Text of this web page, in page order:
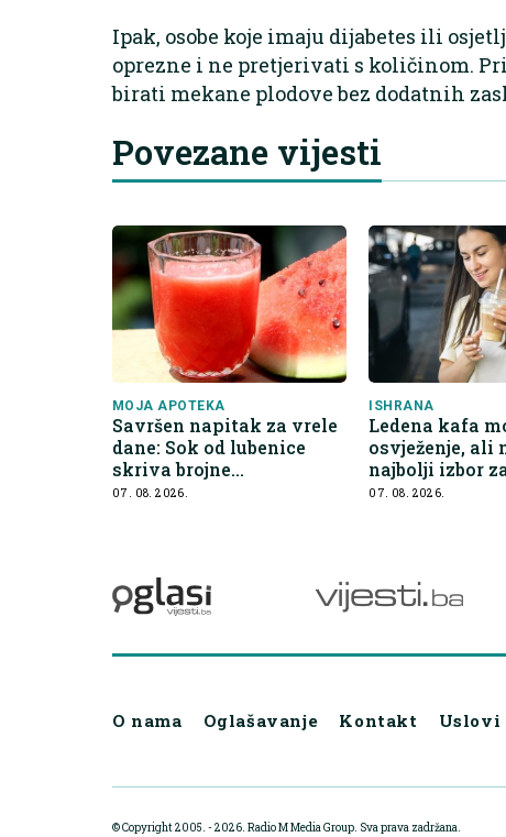
Ipak, osobe koje imaju dijabetes ili
oprezne i ne pretjerivati s količinom.
birati mekane plodove bez dodatnih
Povezane vijesti
MOJA APOTEKA
Savršen napitak za vrele
dane: Sok od lubenice
skriva brojne
zdravstvene prednosti
07. 08. 2026.
ISHRANA
Ledena kafa
osvježenje, ali
najbolji izbor
hidrataciju
07. 08. 2026.
O nama Oglašavanje Kontakt Uslovi
© Copyright 2005. - 2026. Radio M Media Group. Sva prava zadržana.